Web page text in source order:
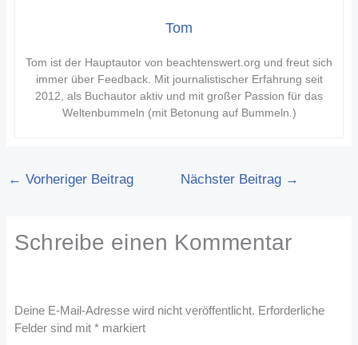
Tom
Tom ist der Hauptautor von beachtenswert.org und freut sich
immer über Feedback. Mit journalistischer Erfahrung seit
2012, als Buchautor aktiv und mit großer Passion für das
Weltenbummeln (mit Betonung auf Bummeln.)
← Vorheriger Beitrag Nächster Beitrag →
Schreibe einen Kommentar
Deine E-Mail-Adresse wird nicht veröffentlicht. Erforderliche
Felder sind mit* markiert